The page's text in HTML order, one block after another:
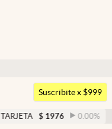
Argentina
Suscribite x $999
0.00% DÓLAR MEP